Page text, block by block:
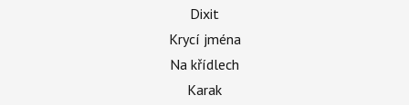
Dixit
Krycí jména
Na křídlech
Karak